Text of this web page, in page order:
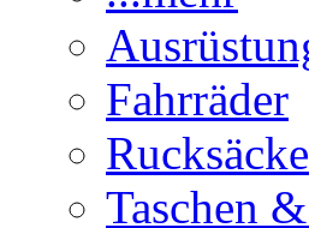
Fahrräder
Rucksäcke
Taschen